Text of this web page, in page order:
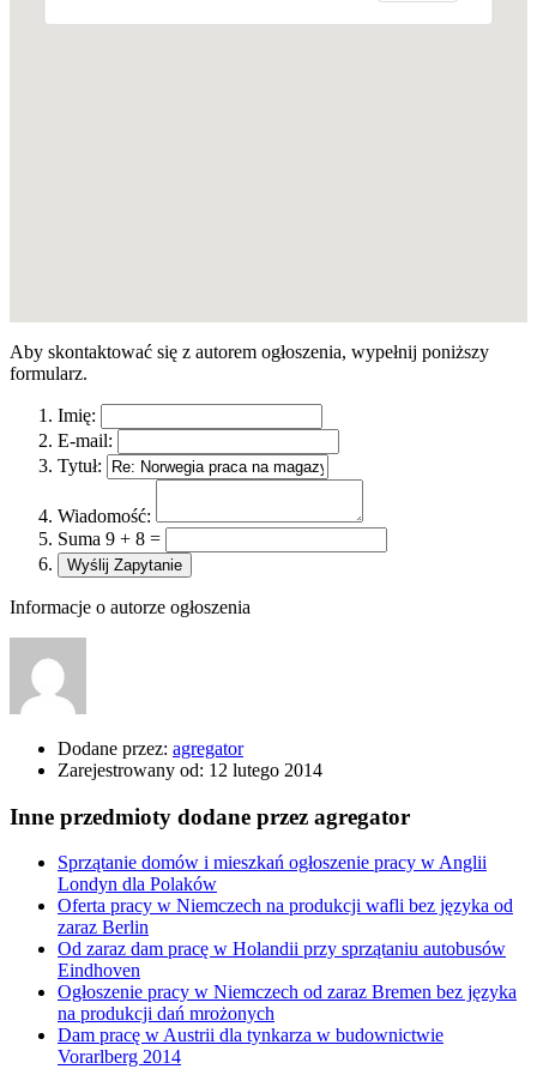
Aby skontaktować się z autorem ogłoszenia, wypełnij poniższy
formularz.
Imię:
E-mail:
Tytuł:
Wiadomość:
Suma 9 + 8 =
Informacje o autorze ogłoszenia
Dodane przez: agregator
Zarejestrowany od: 12 lutego 2014
Inne przedmioty dodane przez agregator
Sprzątanie domów i mieszkań ogłoszenie pracy w Anglii
Londyn dla Polaków
Oferta pracy w Niemczech na produkcji wafli bez języka od
zaraz Berlin
Od zaraz dam pracę w Holandii przy sprzątaniu autobusów
Eindhoven
Ogłoszenie pracy w Niemczech od zaraz Bremen bez języka
na produkcji dań mrożonych
Dam pracę w Austrii dla tynkarza w budownictwie
Vorarlberg 2014